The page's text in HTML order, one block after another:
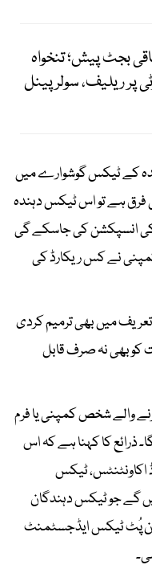
وفاقی بجٹ پیش؛ تنخواہ
پر ریلیف، سولر پینل
کے ٹیکس گوشوارے میں
ہے تو اس ٹیکس دہندہ
کی انسپکشن کی جاسکے گی
نے کس ریکارڈ کی
میں بھی ترمیم کردی
کو بھی نہ صرف قابل
والے شخص کمپنی یا فرم
ذرائع کا کہنا ہے کہ اس
اکاونٹنٹس، ٹیکس
گے جو ٹیکس دہندگان
ان پُٹ ٹیکس ایڈجسٹمنٹ